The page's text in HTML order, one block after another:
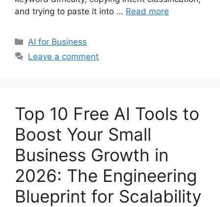
and trying to paste it into … Read more
Categories
AI for Business
Leave a comment
Top 10 Free AI Tools to
Boost Your Small
Business Growth in
2026: The Engineering
Blueprint for Scalability